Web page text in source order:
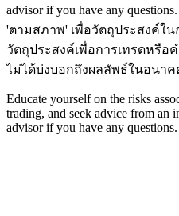
advisor if you have any questions.
'ตามสภาพ' เพื่อวัตถุประสงค์ใ
วัตถุประสงค์เพื่อการเทรดหรื
ไม่ได้บ่งบอกถึงผลลัพธ์ในอนาค
Educate yourself on the risks
trading, and seek advice from an
advisor if you have any questions.